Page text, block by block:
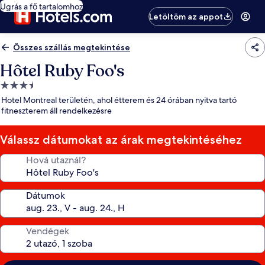
Ugrás a fő tartalomhoz
Letöltöm az appot
Összes szállás megtekintése
Hôtel Ruby Foo's
3.5
csillagos
szálláshely
Hotel Montreal területén, ahol étterem és 24 órában nyitva tartó
fitneszterem áll rendelkezésre
Válassz dátumokat az árak megtekintéséhez
Hová utaznál?
Dátumok
Vendégek